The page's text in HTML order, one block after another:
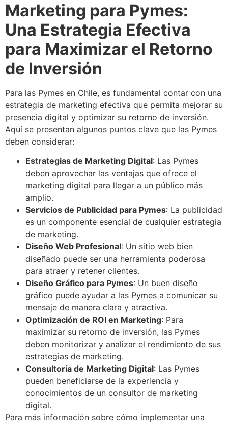
Marketing para Pymes:
Una Estrategia Efectiva
para Maximizar el Retorno
de Inversión
Para las Pymes en Chile, es fundamental contar con una
estrategia de marketing efectiva que permita mejorar su
presencia digital y optimizar su retorno de inversión.
Aquí se presentan algunos puntos clave que las Pymes
deben considerar:
Estrategias de Marketing Digital: Las Pymes
deben aprovechar las ventajas que ofrece el
marketing digital para llegar a un público más
amplio.
Servicios de Publicidad para Pymes: La publicidad
es un componente esencial de cualquier estrategia
de marketing.
Diseño Web Profesional: Un sitio web bien
diseñado puede ser una herramienta poderosa
para atraer y retener clientes.
Diseño Gráfico para Pymes: Un buen diseño
gráfico puede ayudar a las Pymes a comunicar su
mensaje de manera clara y atractiva.
Optimización de ROI en Marketing: Para
maximizar su retorno de inversión, las Pymes
deben monitorizar y analizar el rendimiento de sus
estrategias de marketing.
Consultoría de Marketing Digital: Las Pymes
pueden beneficiarse de la experiencia y
conocimientos de un consultor de marketing
digital.
Para más información sobre cómo implementar una